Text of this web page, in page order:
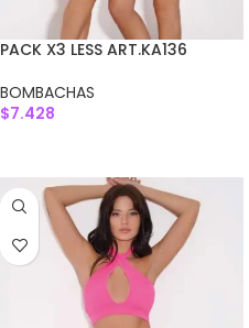
PACK X3 LESS ART.KA136
BOMBACHAS
$7.428